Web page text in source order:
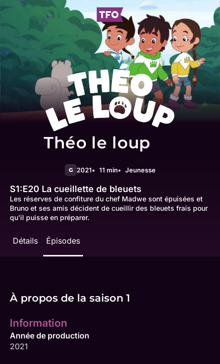
Théo le loup
G 2021 11 min Jeunesse
S1:E20 La cueillette de bleuets
Les réserves de confiture du chef Madwe sont épuisées et
Bruno et ses amis décident de cueillir des bleuets frais pour
qu'il puisse en préparer.
Détails Épisodes
À propos de la saison 1
Information
Année de production
2021